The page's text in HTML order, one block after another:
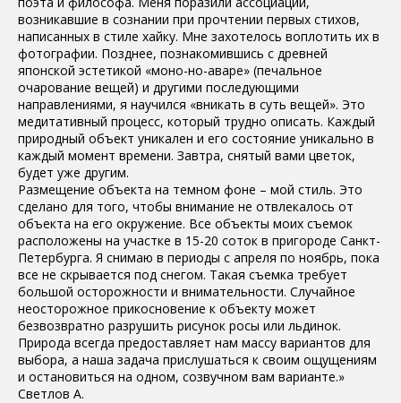
возникавшие в сознании при прочтении первых стихов,
написанных в стиле хайку. Мне захотелось воплотить их в
фотографии. Позднее, познакомившись с древней
японской эстетикой «моно-но-аваре» (печальное
очарование вещей) и другими последующими
направлениями, я научился «вникать в суть вещей». Это
медитативный процесс, который трудно описать. Каждый
природный объект уникален и его состояние уникально в
каждый момент времени. Завтра, снятый вами цветок,
будет уже другим.
Размещение объекта на темном фоне – мой стиль. Это
сделано для того, чтобы внимание не отвлекалось от
объекта на его окружение. Все объекты моих съемок
расположены на участке в 15-20 соток в пригороде Санкт-
Петербурга. Я снимаю в периоды с апреля по ноябрь, пока
все не скрывается под снегом. Такая съемка требует
большой осторожности и внимательности. Случайное
неосторожное прикосновение к объекту может
безвозвратно разрушить рисунок росы или льдинок.
Природа всегда предоставляет нам массу вариантов для
выбора, а наша задача прислушаться к своим ощущениям
и остановиться на одном, созвучном вам варианте.»
Светлов А.